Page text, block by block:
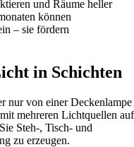
und Räume heller
können
– sie fördern
in Schichten
nur von einer Deckenlampe
mehreren Lichtquellen auf
Steh-, Tisch- und
zu erzeugen.